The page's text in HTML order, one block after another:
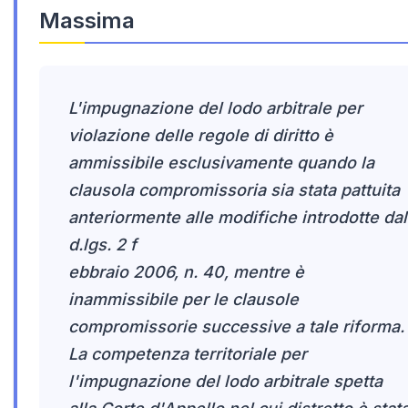
Massima
L'impugnazione del lodo arbitrale per
violazione delle regole di diritto è
ammissibile esclusivamente quando la
clausola compromissoria sia stata pattuita
anteriormente alle modifiche introdotte dal
d.lgs. 2 f
ebbraio 2006, n. 40, mentre è
inammissibile per le clausole
compromissorie successive a tale riforma.
La competenza territoriale per
l'impugnazione del lodo arbitrale spetta